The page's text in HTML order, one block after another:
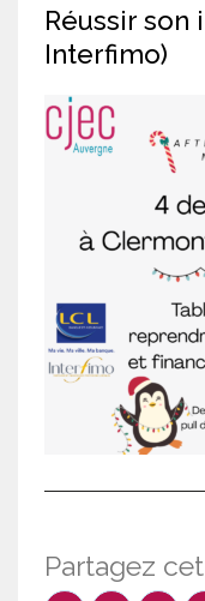
Réussir son
Interfimo)
Partagez